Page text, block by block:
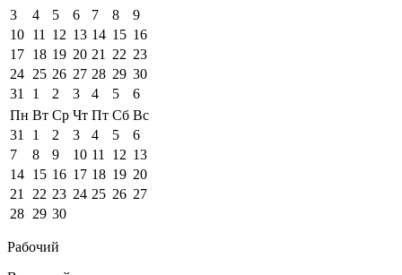
3
4 5 6 7 8
9
10 11 12 13 14 15 16
17 18 19 20 21 22 23
24 25 26 27 28 29 30
31
1 2 3 4 5
6
Пн Вт Ср Чт Пт Сб Вс
31
1 2 3 4 5
6
7
8 9 10 11 12 13
14 15 16 17 18 19 20
21 22 23 24 25 26 27
28 29 30
Рабочий